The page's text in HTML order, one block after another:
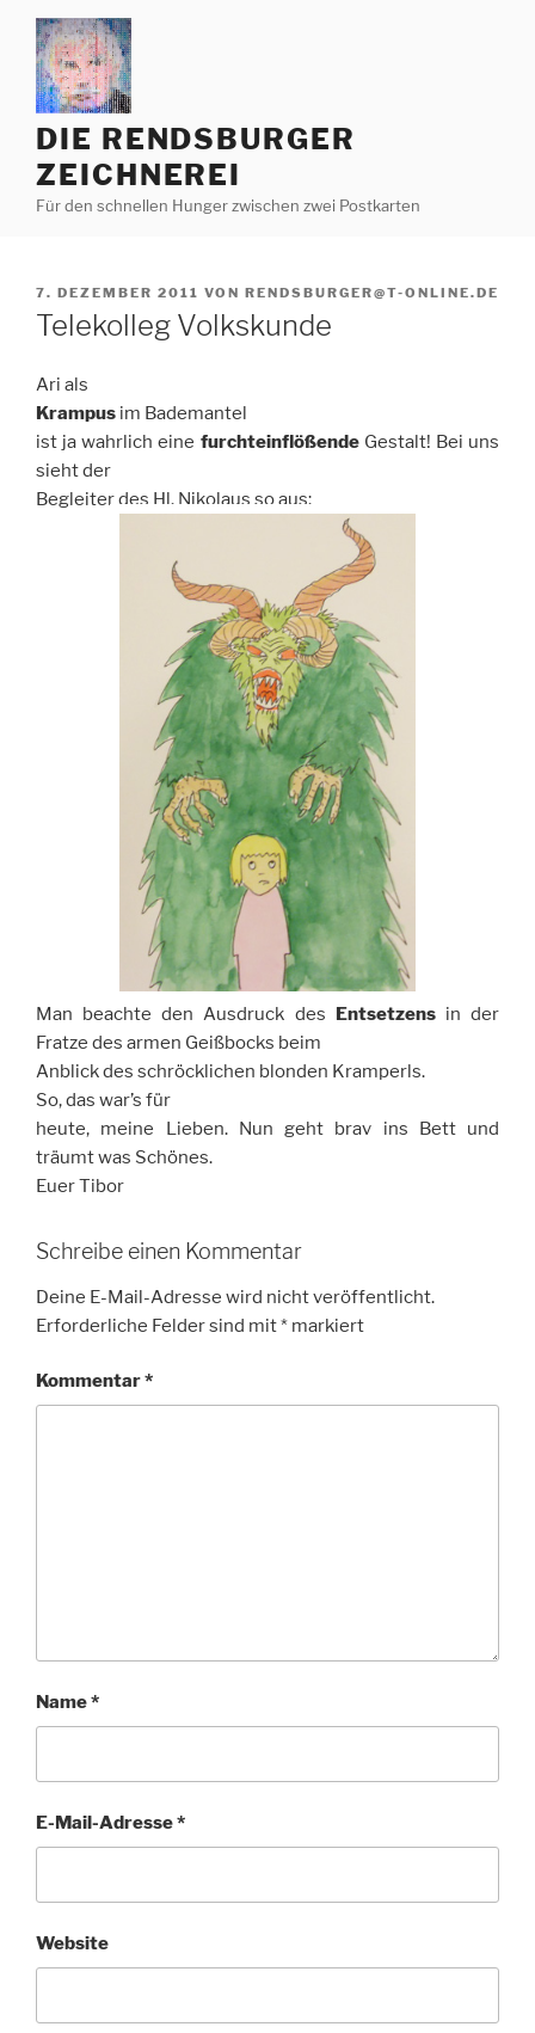
Zum
Inhalt
springen
DIE RENDSBURGER
ZEICHNEREI
Für den schnellen Hunger zwischen zwei Postkarten
VERÖFFENTLICHT
AM
7. DEZEMBER 2011 VON RENDSBURGER@T-ONLINE.DE
Telekolleg Volkskunde
Ari als
Krampus im Bademantel
ist ja wahrlich eine furchteinflößende Gestalt! Bei uns
sieht der
Begleiter des Hl. Nikolaus so aus:
Man beachte den Ausdruck des Entsetzens in der
Fratze des armen Geißbocks beim
Anblick des schröcklichen blonden Kramperls.
So, das war’s für
heute, meine Lieben. Nun geht brav ins Bett und
träumt was Schönes.
Euer Tibor
Schreibe einen Kommentar
Deine E-Mail-Adresse wird nicht veröffentlicht.
Erforderliche Felder sind mit* markiert
Kommentar*
Name*
E-Mail-Adresse*
Website